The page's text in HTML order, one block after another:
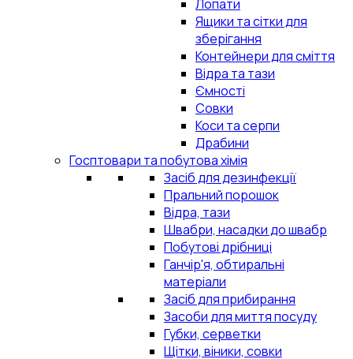
Лопати
Ящики та сітки для
зберігання
Контейнери для сміття
Відра та тази
Ємності
Совки
Коси та серпи
Драбини
Госптовари та побутова хімія
Засіб для дезинфекції
Пральний порошок
Відра, тази
Швабри, насадки до швабр
Побутові дрібниці
Ганчір'я, обтиральні
матеріали
Засіб для прибирання
Засоби для миття посуду
Губки, серветки
Щітки, віники, совки